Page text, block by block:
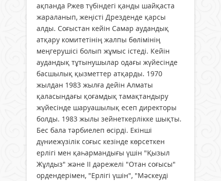
ақпанда Ржев түбіндегі қанды шайқаста
жараланып, жеңісті Дрезденде қарсы
алды. Соғыстан кейін Самар аудандық
атқару комитетінің жалпы бөлімінің
меңгерушісі болып жұмыс істеді. Кейін
аудандық тұтынушылар одағы жүйесінде
басшылық қызметтер атқарды. 1970
жылдан 1983 жылға дейін Алматы
қаласындағы қоғамдық тамақтандыру
жүйесінде шаруашылық есеп директоры
болды. 1983 жылы зейнеткерлікке шықты.
Бес бала тәрбиелеп өсірді. Екінші
дүниежүзілік соғыс кезінде көрсеткен
ерлігі мен қаһармандығы үшін "Қызыл
Жұлдыз" және ІІ дәрежелі "Отан соғысы"
ордендерімен, "Ерлігі үшін", "Мәскеуді